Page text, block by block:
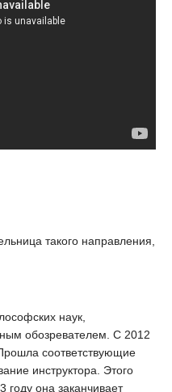
такого направления,
наук,
обозревателем. С 2012
соответствующие
инструктора. Этого
году она заканчивает